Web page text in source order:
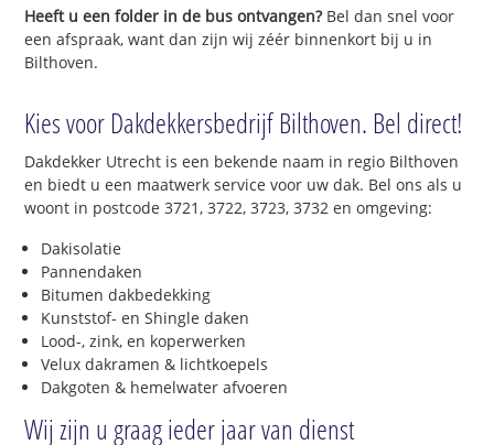
Heeft u een folder in de bus ontvangen?Bel dan snel voor
een afspraak, want dan zijn wij zéér binnenkort bij u in
Bilthoven.
Kies voor Dakdekkersbedrijf Bilthoven. Bel direct!
Dakdekker Utrecht is een bekende naam in regio Bilthoven
en biedt u een maatwerk service voor uw dak. Bel ons als u
woont in postcode 3721, 3722, 3723, 3732 en omgeving:
Dakisolatie
Pannendaken
Bitumen dakbedekking
Kunststof- en Shingle daken
Lood-, zink, en koperwerken
Velux dakramen & lichtkoepels
Dakgoten & hemelwater afvoeren
Wij zijn u graag ieder jaar van dienst